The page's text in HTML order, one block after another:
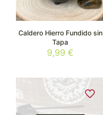
Caldero Hierro Fundido sin
Tapa
9,99€